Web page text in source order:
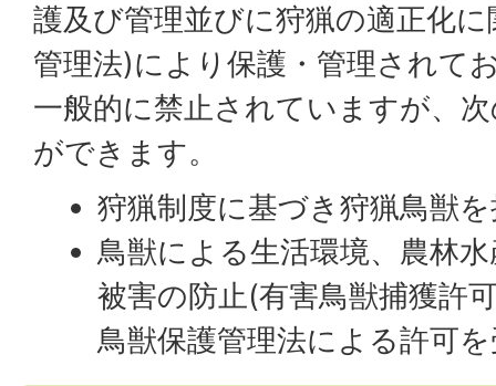
護及び管理並びに狩猟の適正化
管理法)により保護・管理されて
一般的に禁止されていますが、
ができます。
狩猟制度に基づき狩猟鳥獣
鳥獣による生活環境、農林
被害の防止(有害鳥獣捕獲許
鳥獣保護管理法による許可